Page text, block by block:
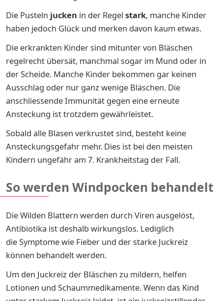
Die Pusteln jucken in der Regel stark, manche Kinder
haben jedoch Glück und merken davon kaum etwas.
Die erkrankten Kinder sind mitunter von Bläschen
regelrecht übersät, manchmal sogar im Mund oder in
der Scheide. Manche Kinder bekommen gar keinen
Ausschlag oder nur ganz wenige Bläschen. Die
anschliessende Immunität gegen eine erneute
Ansteckung ist trotzdem gewährleistet.
Sobald alle Blasen verkrustet sind, besteht keine
Ansteckungsgefahr mehr. Dies ist bei den meisten
Kindern ungefähr am 7. Krankheitstag der Fall.
So werden Windpocken behandelt
Die Wilden Blattern werden durch Viren ausgelöst,
Antibiotika ist deshalb wirkungslos. Lediglich
die Symptome wie Fieber und der starke Juckreiz
können behandelt werden.
Um den Juckreiz der Bläschen zu mildern, helfen
Lotionen und Schaummedikamente. Wenn das Kind